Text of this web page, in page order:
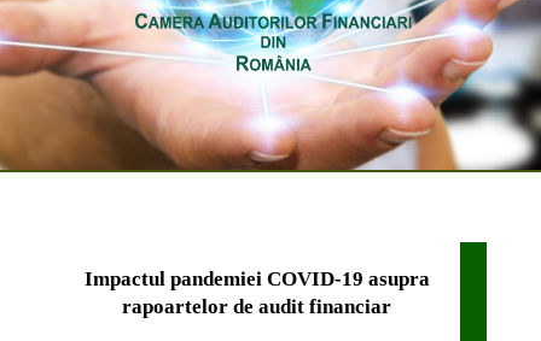
Impactul pandemiei COVID-19 asupra
rapoartelor de audit financiar